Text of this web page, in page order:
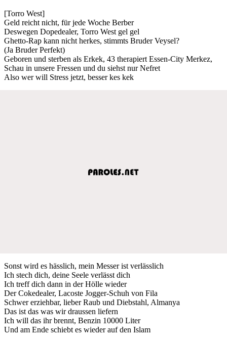
[Torro West]
Geld reicht nicht, für jede Woche Berber
Deswegen Dopedealer, Torro West gel gel
Ghetto-Rap kann nicht herkes, stimmts Bruder Veysel?
(Ja Bruder Perfekt)
Geboren und sterben als Erkek, 43 therapiert Essen-City Merkez,
Schau in unsere Fressen und du siehst nur Nefret
Also wer will Stress jetzt, besser kes kek
Sonst wird es hässlich, mein Messer ist verlässlich
Ich stech dich, deine Seele verlässt dich
Ich treff dich dann in der Hölle wieder
Der Cokedealer, Lacoste Jogger-Schuh von Fila
Schwer erziehbar, lieber Raub und Diebstahl, Almanya
Das ist das was wir draussen liefern
Ich will das ihr brennt, Benzin 10000 Liter
Und am Ende schiebt es wieder auf den Islam